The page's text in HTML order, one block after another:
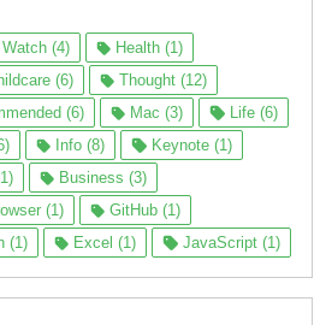
(4)
Health (1)
(6)
Thought (12)
(6) Mac (3)
Life (6)
Info (8)
Keynote (1)
Business (3)
(1)
GitHub (1)
(1) Excel (1) JavaScript (1)